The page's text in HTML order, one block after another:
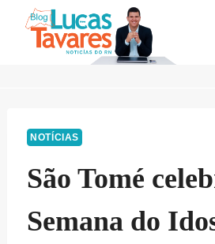
NOTÍCIAS
São Tomé
Semana do